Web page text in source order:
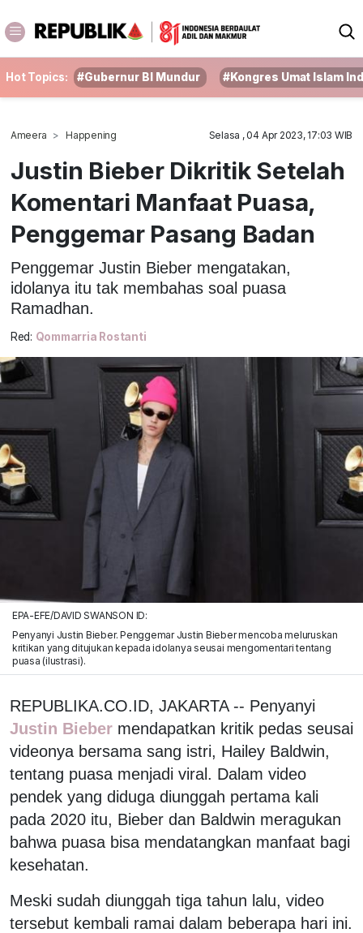
Hot Topics: #Gubernur BI Mundur #Kongres Umat Islam
Ameera Happening Selasa , 04 Apr 2023, 17:03 WIB
Justin Bieber Dikritik Setelah
Komentari Manfaat Puasa,
Penggemar Pasang Badan
Penggemar Justin Bieber mengatakan,
idolanya itu tak membahas soal puasa
Ramadhan.
Red: Qommarria Rostanti
EPA-EFE/DAVID SWANSON ID:
Penyanyi Justin Bieber. Penggemar Justin Bieber mencoba meluruskan
kritikan yang ditujukan kepada idolanya seusai mengomentari tentang
puasa (ilustrasi).
REPUBLIKA.CO.ID, JAKARTA -- Penyanyi
Justin Bieber mendapatkan kritik pedas seusai
videonya bersama sang istri, Hailey Baldwin,
tentang puasa menjadi viral. Dalam video
pendek yang diduga diunggah pertama kali
pada 2020 itu, Bieber dan Baldwin meragukan
bahwa puasa bisa mendatangkan manfaat bagi
kesehatan.
Meski sudah diunggah tiga tahun lalu, video
tersebut kembali ramai dalam beberapa hari ini.